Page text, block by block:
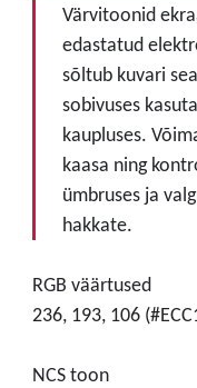
Värvitoonid
edastatud
sõltub kuvari
sobivuses
kaupluses.
kaasa ning
ümbruses ja
hakkate.
RGB väärtused
236, 193, 106
NCS toon